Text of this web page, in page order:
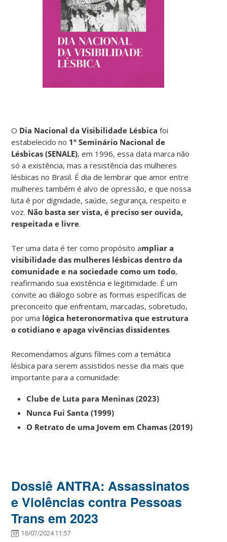
O Dia Nacional da Visibilidade Lésbica foi
estabelecido no 1º Seminário Nacional de
Lésbicas (SENALE), em 1996, essa data marca não
só a existência, mas a resistência das mulheres
lésbicas no Brasil. É dia de lembrar que amor entre
mulheres também é alvo de opressão, e que nossa
luta é por dignidade, saúde, segurança, respeito e
voz. Não basta ser vista, é preciso ser ouvida,
respeitada e livre.
Ter uma data é ter como propósito ampliar a
visibilidade das mulheres lésbicas dentro da
comunidade e na sociedade como um todo,
reafirmando sua existência e legitimidade. É um
convite ao diálogo sobre as formas específicas de
preconceito que enfrentam, marcadas, sobretudo,
por uma lógica heteronormativa que estrutura
o cotidiano e apaga vivências dissidentes.
Recomendamos alguns filmes com a temática
lésbica para serem assistidos nesse dia mais que
importante para a comunidade:
Clube de Luta para Meninas (2023)
Nunca Fui Santa (1999)
O Retrato de uma Jovem em Chamas (2019)
Dossiê ANTRA: Assassinatos
e Violências contra Pessoas
Trans em 2023
16/07/2024 11:57